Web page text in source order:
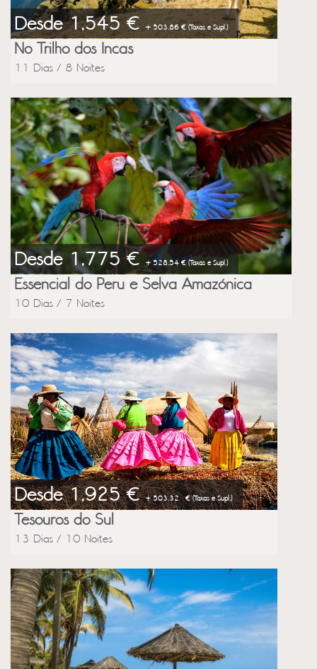
Desde 1,545 €+ 503.86 € (Taxas e Supl.)
No Trilho dos Incas
11 Dias / 8 Noites
Desde 1,775 € + 528.54 € (Taxas e Supl.)
Essencial do Peru e Selva Amazónica
10 Dias / 7 Noites
Desde 1,925 €+ 503.32 € (Taxas e Supl.)
Tesouros do Sul
13 Dias / 10 Noites